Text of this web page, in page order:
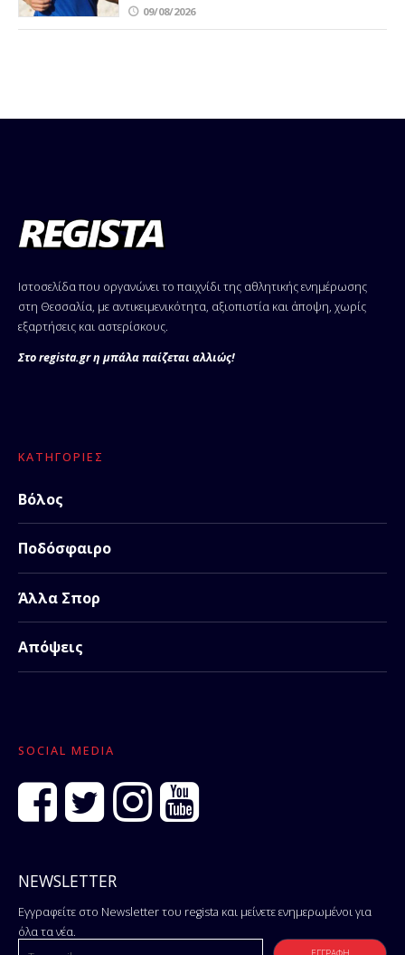
09/08/2026
Ιστοσελίδα που οργανώνει το παιχνίδι της αθλητικής ενημέρωσης
στη Θεσσαλία, με αντικειμενικότητα, αξιοπιστία και άποψη, χωρίς
εξαρτήσεις και αστερίσκους.
Στο regista.gr η μπάλα παίζεται αλλιώς!
ΚΑΤΗΓΟΡΊΕΣ
Βόλος
Ποδόσφαιρο
Άλλα Σπορ
Απόψεις
SOCIAL MEDIA
NEWSLETTER
Εγγραφείτε στο Newsletter του regista και μείνετε ενημερωμένοι για
όλα τα νέα.